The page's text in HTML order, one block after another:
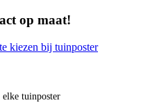
op maat!
tuinposter